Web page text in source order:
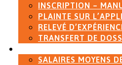
INSCRIPTION –
PLAINTE SUR
RELEVÉ
TRANSFERT DE
SALAIRES MOYENS